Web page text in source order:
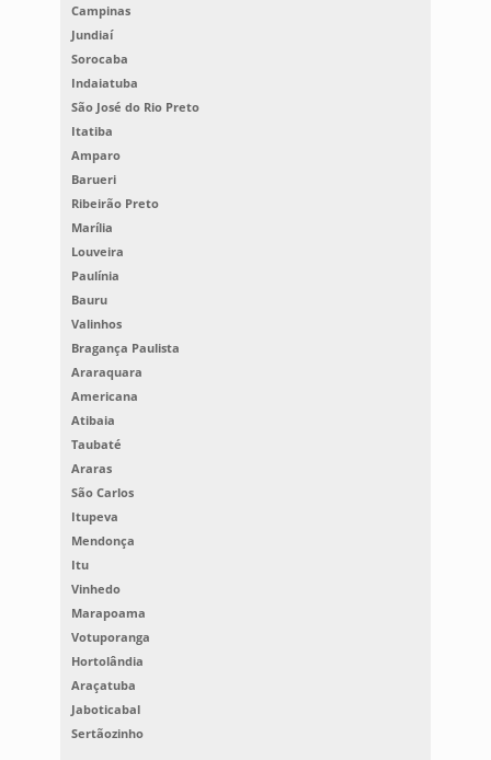
Campinas
Jundiaí
Sorocaba
Indaiatuba
São José do Rio Preto
Itatiba
Amparo
Barueri
Ribeirão Preto
Marília
Louveira
Paulínia
Bauru
Valinhos
Bragança Paulista
Araraquara
Americana
Atibaia
Taubaté
Araras
São Carlos
Itupeva
Mendonça
Itu
Vinhedo
Marapoama
Votuporanga
Hortolândia
Araçatuba
Jaboticabal
Sertãozinho